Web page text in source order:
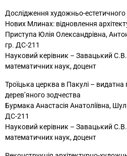
Дослідження художньо-
Нових Млинах: відновлення
Приступа Юлія Олександрівна,
гр. ДС-211
Науковий керівник – Завацький
математичних наук, доцент
Троїцька церква в Пакулі – видатна
дерев’яного зодчества
Бурмака Анастасія Анатоліївна,
ДС-211
Науковий керівник – Завацький
математичних наук, доцент